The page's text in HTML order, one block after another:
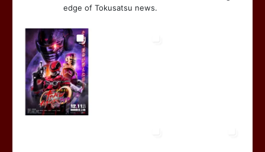
edge of Tokusatsu news.